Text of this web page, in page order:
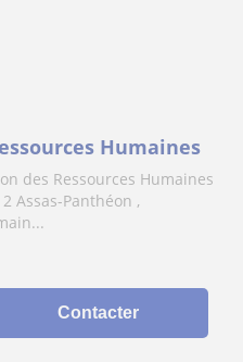
Humaines
des Ressources Humaines
Assas-Panthéon ,
Contacter